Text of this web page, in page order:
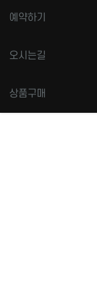
예약하기
오시는길
상품구매